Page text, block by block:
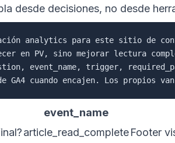
desde decisiones, no desde
analytics para este sitio de
en PV, sino mejorar lectura
event_name, trigger,
event_name
article_read_completeFooter